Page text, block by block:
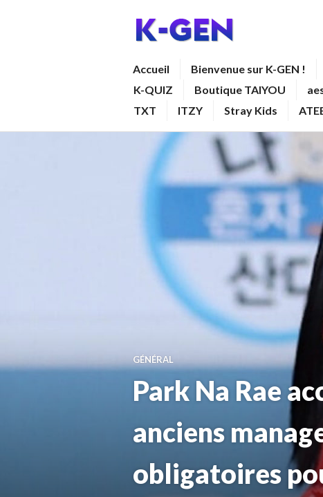
Accueil Bienvenue sur K-GEN !
K-QUIZ
Boutique TAIYOU
TXT
ITZY Stray Kids
GÉNÉRAL
Park Na Rae
anciens
obligatoires